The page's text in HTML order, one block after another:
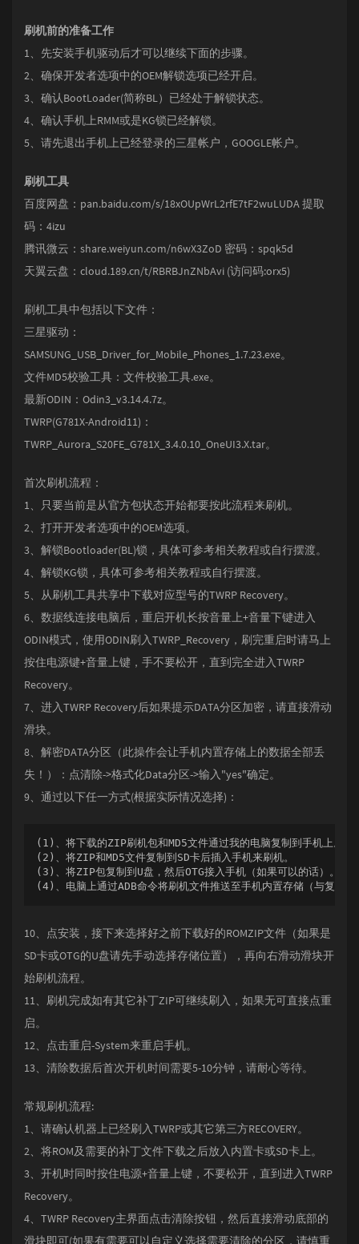
刷机前的准备工作
1、先安装手机驱动后才可以继续下面的步骤。
2、确保开发者选项中的OEM解锁选项已经开启。
3、确认BootLoader(简称BL）已经处于解锁状态。
4、确认手机上RMM或是KG锁已经解锁。
5、请先退出手机上已经登录的三星帐户，GOOGLE帐户。
刷机工具
百度网盘：pan.baidu.com/s/18xOUpWrL2rfE7tF2wuLUDA 提取
码：4izu
腾讯微云：share.weiyun.com/n6wX3ZoD 密码：spqk5d
天翼云盘：cloud.189.cn/t/RBRBJnZNbAvi (访问码:orx5)
刷机工具中包括以下文件：
三星驱动：
SAMSUNG_USB_Driver_for_Mobile_Phones_1.7.23.exe。
文件MD5校验工具：文件校验工具.exe。
最新ODIN：Odin3_v3.14.4.7z。
TWRP(G781X-Android11)：
TWRP_Aurora_S20FE_G781X_3.4.0.10_OneUI3.X.tar。
首次刷机流程：
1、只要当前是从官方包状态开始都要按此流程来刷机。
2、打开开发者选项中的OEM选项。
3、解锁Bootloader(BL)锁，具体可参考相关教程或自行摆渡。
4、解锁KG锁，具体可参考相关教程或自行摆渡。
5、从刷机工具共享中下载对应型号的TWRP Recovery。
6、数据线连接电脑后，重启开机长按音量上+音量下键进入
ODIN模式，使用ODIN刷入TWRP_Recovery，刷完重启时请马上
按住电源键+音量上键，手不要松开，直到完全进入TWRP
Recovery。
7、进入TWRP Recovery后如果提示DATA分区加密，请直接滑动
滑块。
8、解密DATA分区（此操作会让手机内置存储上的数据全部丢
失！）：点清除->格式化Data分区->输入"yes"确定。
9、通过以下任一方式(根据实际情况选择)：
(1)、将下载的ZIP刷机包和MD5文件通过我的电脑复制到手机上。
(2)、将ZIP和MD5文件复制到SD卡后插入手机来刷机。
(3)、将ZIP包复制到U盘，然后OTG接入手机（如果可以的话）。
(4)、电脑上通过ADB命令将刷机文件推送至手机内置存储（与
10、点安装，接下来选择好之前下载好的ROMZIP文件（如果是
SD卡或OTG的U盘请先手动选择存储位置），再向右滑动滑块开
始刷机流程。
11、刷机完成如有其它补丁ZIP可继续刷入，如果无可直接点重
启。
12、点击重启-System来重启手机。
13、清除数据后首次开机时间需要5-10分钟，请耐心等待。
常规刷机流程:
1、请确认机器上已经刷入TWRP或其它第三方RECOVERY。
2、将ROM及需要的补丁文件下载之后放入内置卡或SD卡上。
3、开机时同时按住电源+音量上键，不要松开，直到进入TWRP
Recovery。
4、TWRP Recovery主界面点击清除按钮，然后直接滑动底部的
滑块即可(如果有需要可以自定义选择需要清除的分区，请慎重